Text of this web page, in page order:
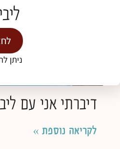
דיברתי אני עם
לקריאה נוספת »
ניתן